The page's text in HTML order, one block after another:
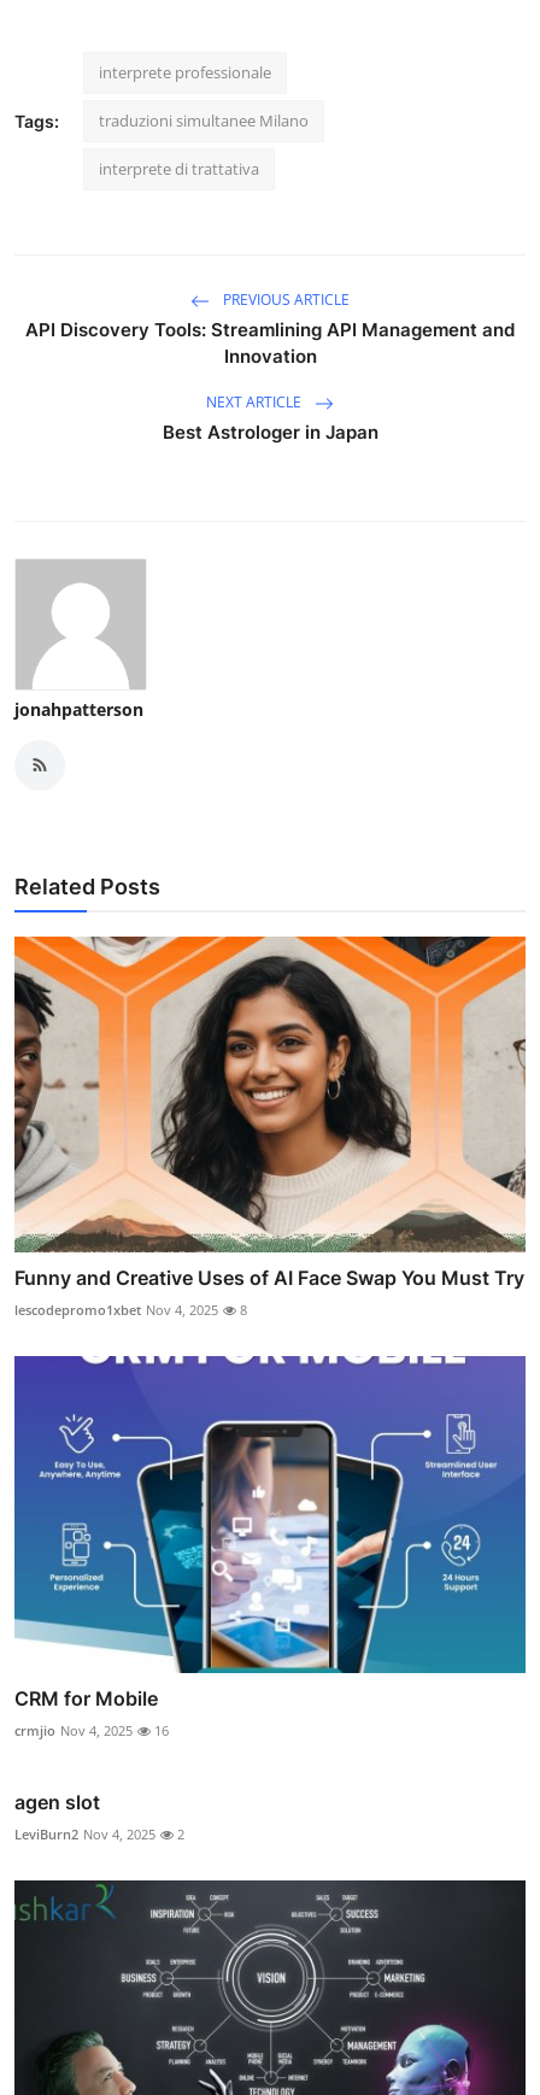
Tags:
interprete professionale
traduzioni simultanee Milano
interprete di trattativa
PREVIOUS ARTICLE
API Discovery Tools: Streamlining API Management and
Innovation
NEXT ARTICLE
Best Astrologer in Japan
jonahpatterson
Related Posts
Funny and Creative Uses of AI Face Swap You Must Try
lescodepromo1xbet Nov 4, 2025 8
CRM for Mobile
crmjio Nov 4, 2025 16
agen slot
LeviBurn2 Nov 4, 2025 2